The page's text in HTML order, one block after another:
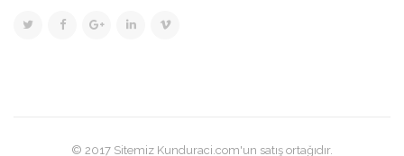
© 2017 Sitemiz Kunduraci.com'un satış ortağıdır.